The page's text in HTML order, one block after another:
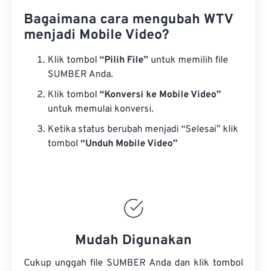
Bagaimana cara mengubah WTV
menjadi Mobile Video?
Klik tombol “Pilih File” untuk memilih file
SUMBER Anda.
Klik tombol “Konversi ke Mobile Video”
untuk memulai konversi.
Ketika status berubah menjadi “Selesai” klik
tombol “Unduh Mobile Video”
Mudah Digunakan
Cukup unggah file SUMBER Anda dan klik tombol